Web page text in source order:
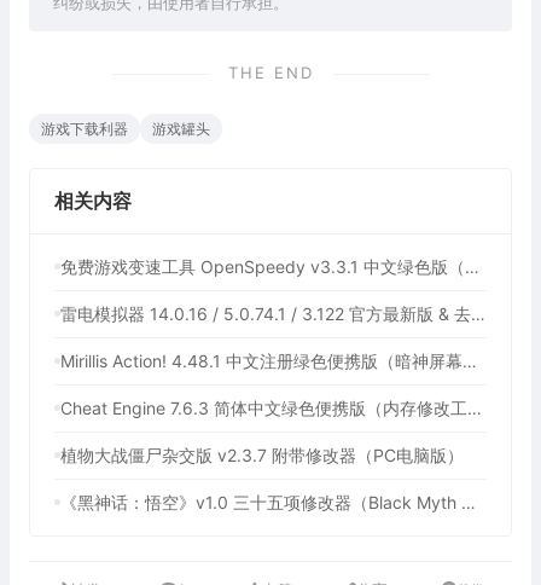
THE END
游戏下载利器 游戏罐头
相关内容
免费游戏变速工具 OpenSpeedy v3.3.1 中文绿色版（所有应用速度加速100倍，支持部分网盘下载加速）
雷电模拟器 14.0.16 / 5.0.74.1 / 3.122 官方最新版 & 去广告绿色纯净版（电脑运行安卓应用模拟器）
Mirillis Action! 4.48.1 中文注册绿色便携版（暗神屏幕录制软件，游戏录制软件）
Cheat Engine 7.6.3 简体中文绿色便携版（内存修改工具）
植物大战僵尸杂交​版​ v2.3.7 附带修改器（PC电脑版）
《黑神话：悟空》v1.0 三十五项修改器（Black Myth Wukong，黑悟空外挂）